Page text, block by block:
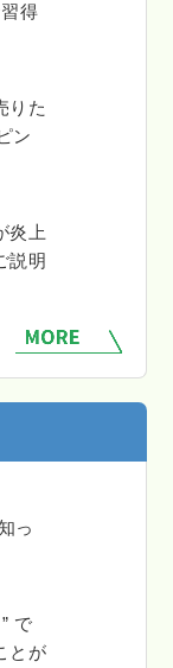
得
りた
ン
炎上
説明
っ
で
とが